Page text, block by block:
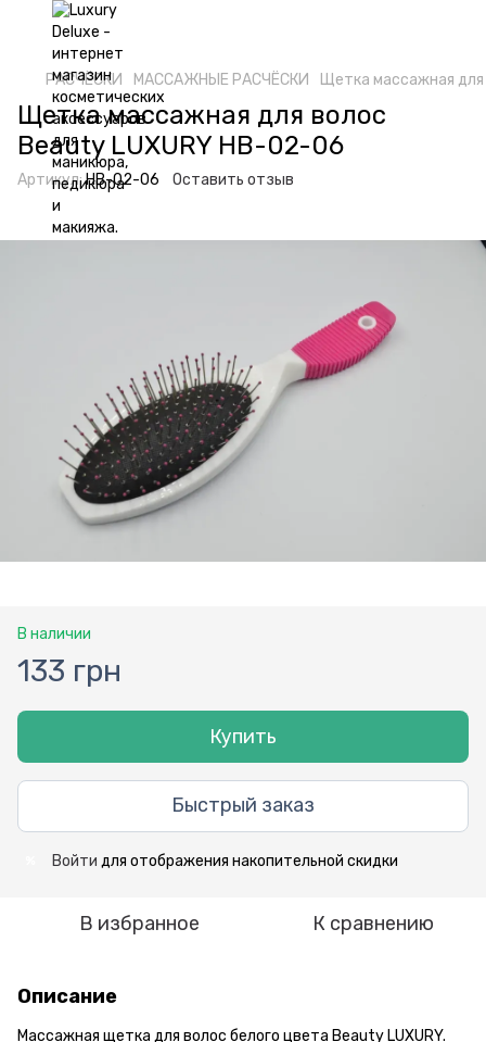
РАСЧËСКИ МАССАЖНЫЕ РАСЧËСКИ Щетка массажная
Щетка массажная для волос
Beauty LUXURY HB-02-06
Артикул:HB-02-06 Оставить отзыв
В наличии
133 грн
Купить
Быстрый заказ
Войти для отображения накопительной скидки
В избранное К сравнению
Описание
Массажная щетка для волос белого цвета Beauty LUXURY.